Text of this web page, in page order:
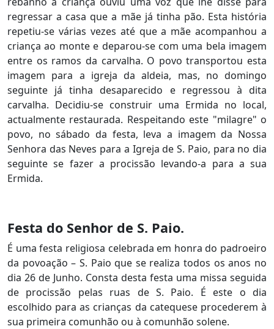
regressar a casa que a mãe já tinha pão. Esta história
repetiu-se várias vezes até que a mãe acompanhou a
criança ao monte e deparou-se com uma bela imagem
entre os ramos da carvalha. O povo transportou esta
imagem para a igreja da aldeia, mas, no domingo
seguinte já tinha desaparecido e regressou à dita
carvalha. Decidiu-se construir uma Ermida no local,
actualmente restaurada. Respeitando este "milagre" o
povo, no sábado da festa, leva a imagem da Nossa
Senhora das Neves para a Igreja de S. Paio, para no dia
seguinte se fazer a procissão levando-a para a sua
Ermida.
Festa do Senhor de S. Paio.
É uma festa religiosa celebrada em honra do padroeiro
da povoação – S. Paio que se realiza todos os anos no
dia 26 de Junho. Consta desta festa uma missa seguida
de procissão pelas ruas de S. Paio. É este o dia
escolhido para as crianças da catequese procederem à
sua primeira comunhão ou à comunhão solene.